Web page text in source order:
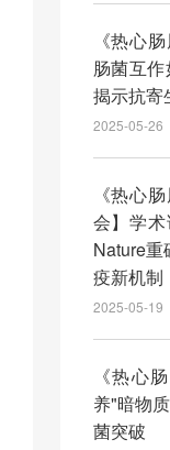
《热心
肠菌互
揭示抗寄
2025-05-26
《热心
会】学
Nature
疫新机制
2025-05-19
《热心
养"暗物
菌突破